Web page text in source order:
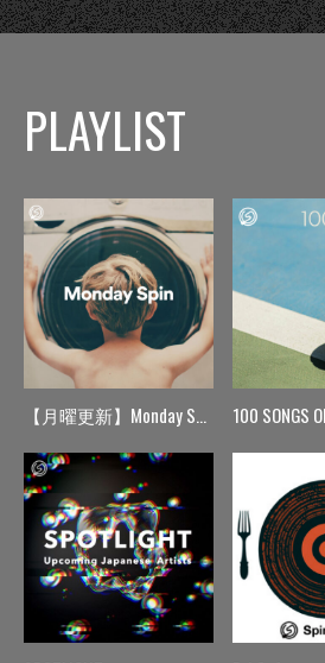
PLAYLIST
【月曜更新】Monday Spin 100 SONGS